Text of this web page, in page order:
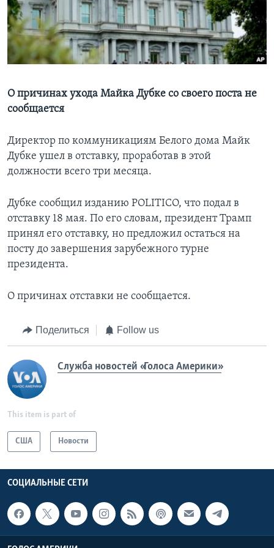
Learning English
СОЦИАЛЬНЫЕ СЕТИ
Языки
О причинах ухода Майка Дубке со своего поста не
сообщается
Директор по коммуникациям Белого дома Майк
Дубке ушел в отставку, проработав в этой
должности всего три месяца.
Дубке сообщил изданию POLITICO, что подал в
отставку 18 мая. По его словам, президент Трамп
принял его отставку, но предложил остаться на
посту до завершения зарубежного турне
президента.
О причинах отставки не сообщается.
Поделиться Follow us
Служба новостей «Голоса Америки»
This item is part of
США Новости
СОЦИАЛЬНЫЕ СЕТИ